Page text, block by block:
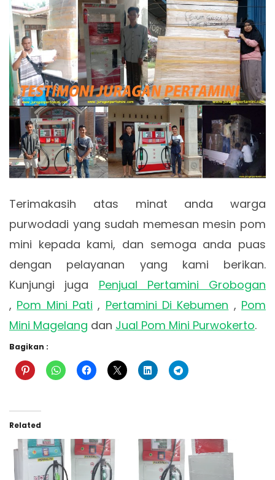
Terimakasih atas minat anda warga
purwodadi yang sudah memesan mesin pom
mini kepada kami, dan semoga anda puas
dengan pelayanan yang kami berikan.
Kunjungi juga Penjual Pertamini Grobogan
, Pom Mini Pati , Pertamini Di Kebumen , Pom
Mini Magelang dan Jual Pom Mini Purwokerto.
Bagikan :
Related